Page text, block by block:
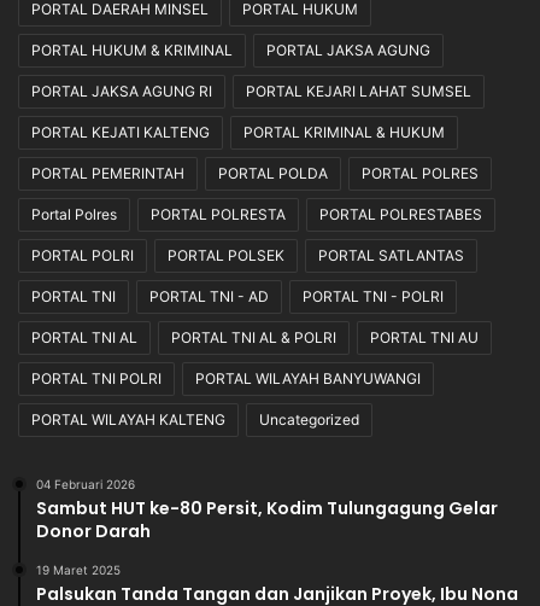
PORTAL DAERAH MINSEL PORTAL HUKUM
PORTAL HUKUM & KRIMINAL PORTAL JAKSA AGUNG
PORTAL JAKSA AGUNG RI PORTAL KEJARI LAHAT SUMSEL
PORTAL KEJATI KALTENG PORTAL KRIMINAL & HUKUM
PORTAL PEMERINTAH PORTAL POLDA PORTAL POLRES
Portal Polres PORTAL POLRESTA PORTAL POLRESTABES
PORTAL POLRI PORTAL POLSEK PORTAL SATLANTAS
PORTAL TNI PORTAL TNI - AD PORTAL TNI - POLRI
PORTAL TNI AL PORTAL TNI AL & POLRI PORTAL TNI AU
PORTAL TNI POLRI PORTAL WILAYAH BANYUWANGI
PORTAL WILAYAH KALTENG Uncategorized
04 Februari 2026
Sambut HUT ke-80 Persit, Kodim Tulungagung Gelar
Donor Darah
19 Maret 2025
Palsukan Tanda Tangan dan Janjikan Proyek, Ibu Nona